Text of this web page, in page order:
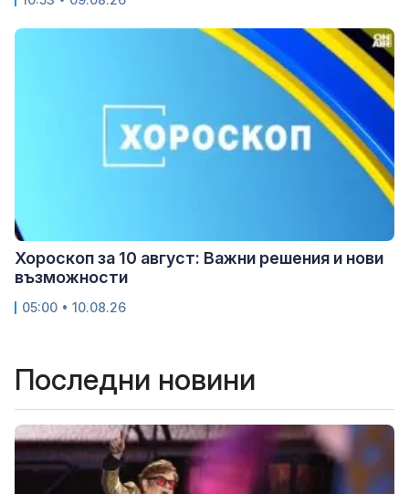
Хороскоп за 10 август: Важни решения и нови
възможности
05:00 • 10.08.26
Последни новини